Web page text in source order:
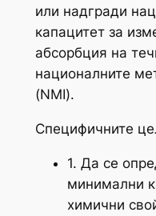
или надгради
капацитет за
абсорбция на
националните
(NMI).
Специфичните
1. Да се
минимални
химични